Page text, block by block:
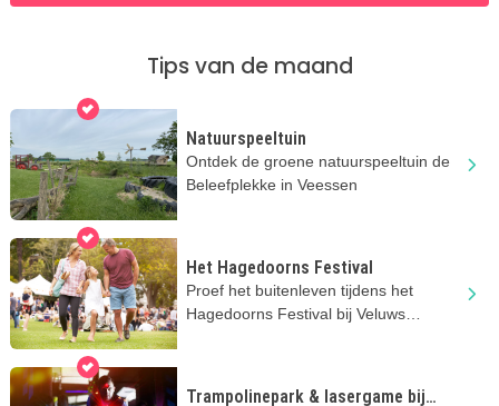
Tips van de maand
Natuurspeeltuin
Ontdek de groene natuurspeeltuin de
Beleefplekke in Veessen
Het Hagedoorns Festival
Proef het buitenleven tijdens het
Hagedoorns Festival bij Veluws
Trampolinepark & lasergame bij